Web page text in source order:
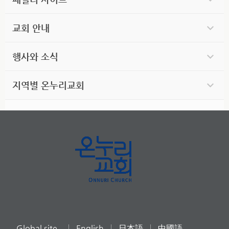
교회 안내
행사와 소식
지역별 온누리교회